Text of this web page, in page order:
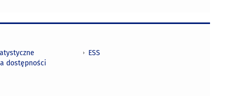
dostępności
ESS